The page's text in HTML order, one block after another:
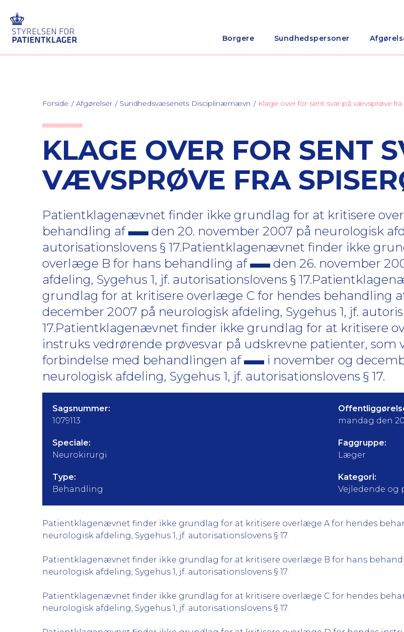
Borgere Sundhedspersoner
Forside Afgørelser Sundhedsvæsenets Disciplinærnævn Klage over for sent svar på vævsprøve
KLAGE OVER FOR SENT
VÆVSPRØVE FRA
Patientklagenævnet finder ikke grundlag for at kritisere
behandling af
den 20. november 2007 på neurologisk
autorisationslovens § 17.Patientklagenævnet finder ikke
overlæge B for hans behandling af
den 26. november
afdeling, Sygehus 1, jf. autorisationslovens §
grundlag for at kritisere overlæge C for hendes behandling
december 2007 på neurologisk afdeling, Sygehus 1, jf.
17.Patientklagenævnet finder ikke grundlag for at kritisere
instruks vedrørende prøvesvar på udskrevne patienter, som
forbindelse med behandlingen af
i november og
neurologisk afdeling, Sygehus 1, jf. autorisationslovens § 17.
Sagsnummer:
1079113
mandag den
Speciale:
Neurokirurgi
Faggruppe:
Læger
Type:
Behandling
Kategori:
Vejledende og
Patientklagenævnet finder ikke grundlag for at kritisere overlæge A for hendes
neurologisk afdeling, Sygehus 1, jf. autorisationslovens § 17.
Patientklagenævnet finder ikke grundlag for at kritisere overlæge B for hans
neurologisk afdeling, Sygehus 1, jf. autorisationslovens § 17.
Patientklagenævnet finder ikke grundlag for at kritisere overlæge C for hendes
neurologisk afdeling, Sygehus 1, jf. autorisationslovens § 17.